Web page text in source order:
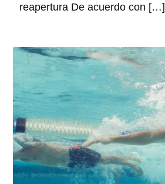
reapertura De acuerdo con […]